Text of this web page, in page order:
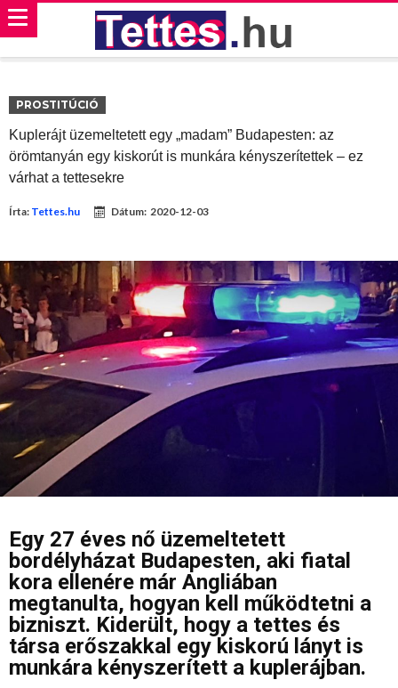
PROSTITÚCIÓ
Kuplerájt üzemeltetett egy „madam” Budapesten: az
örömtanyán egy kiskorút is munkára kényszerítettek – ez
várhat a tettesekre
Írta: Tettes.hu Dátum: 2020-12-03
Egy 27 éves nő üzemeltetett
bordélyházat Budapesten, aki fiatal
kora ellenére már Angliában
megtanulta, hogyan kell működtetni a
bizniszt. Kiderült, hogy a tettes és
társa erőszakkal egy kiskorú lányt is
munkára kényszerített a kuplerájban.